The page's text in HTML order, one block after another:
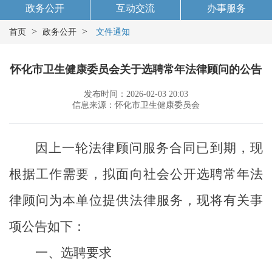
政务公开 互动交流 办事服务
首页 > 政务公开 > 文件通知
怀化市卫生健康委员会关于选聘常年法律顾问的公告
发布时间：2026-02-03 20:03
信息来源：怀化市卫生健康委员会
因上一轮法律顾问 服务合同已到期，现
根据工作需要，拟面向社会公开选聘常年法
律顾问为本单位提供法律服务，现将有关事
项公告如下：
一、选聘要求